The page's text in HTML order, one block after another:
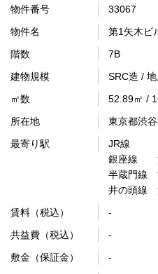
物件番号
33067
物件名
第1矢木ビ
階数
7B
建物規模
SRC造 /
㎡数
52.89㎡ /
所在地
東京都渋
最寄り駅
JR線
銀座線
半蔵門線
井の頭線
賃料（税込）
-
共益費（税込）
-
敷金（保証金）
-